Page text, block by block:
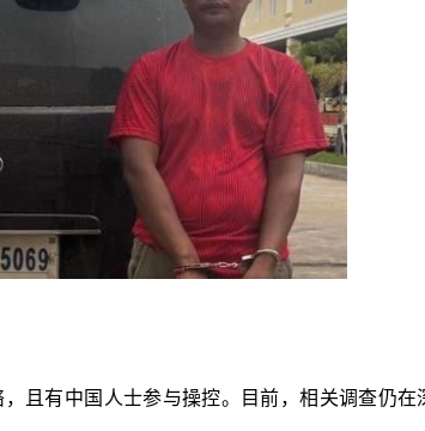
且有中国人士参与操控。目前，相关调查仍在